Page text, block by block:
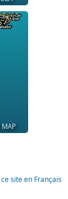
MAP
ce site en Français